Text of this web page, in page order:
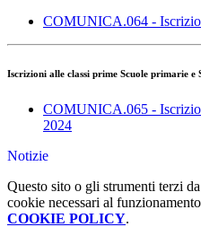
COMUNICA.064 -
Iscrizioni alle classi prime Scuole primarie e
COMUNICA.065 -
2024
Notizie
Questo sito o gli strumenti terzi
cookie necessari al
COOKIE POLICY.